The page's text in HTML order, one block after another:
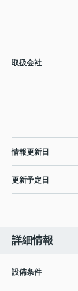
取扱会社
情報更新日
更新予定日
詳細情報
設備条件